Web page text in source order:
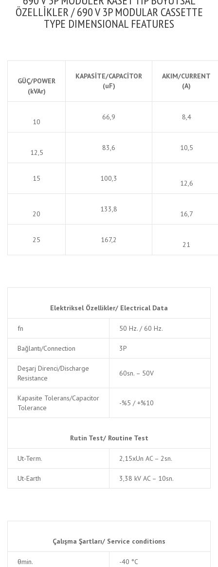
ÖZELLİKLER / 690 V 3P MODULAR CASSETTE
TYPE DIMENSIONAL FEATURES
GÜÇ/POWER
(kVAr)
KAPASİTE/CAPACİTOR
(uF)
AKIM/CURRENT
(A)
10
66,9 8,4
12,5
83,6 10,5
15 100,3
12,6
20
133,8
16,7
25 167,2
21
Elektriksel Özellikler/ Electrical Data
fn 50 Hz. / 60 Hz.
Bağlantı/Connection 3P
Deşarj Direnci/Discharge
Resistance
60sn. – 50V
Kapasite Tolerans/Capacitor
Tolerance
-%5 / +%10
Rutin Test/ Routine Test
Ut-Term. 2,15xUn AC – 2sn.
Ut-Earth 3,38 kV AC – 10sn.
Çalışma Şartları/ Service conditions
θmin. -40 °C